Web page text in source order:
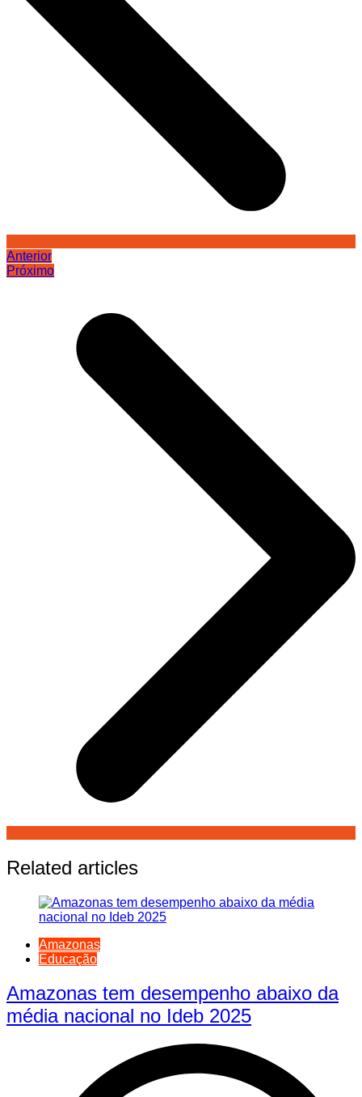
Anterior
Próximo
Related articles
Amazonas
Educação
Amazonas tem desempenho abaixo da
média nacional no Ideb 2025